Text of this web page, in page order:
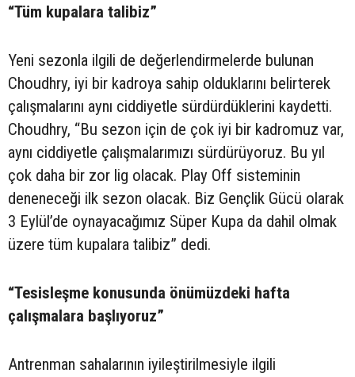
“Tüm kupalara talibiz”
Yeni sezonla ilgili de değerlendirmelerde bulunan
Choudhry, iyi bir kadroya sahip olduklarını belirterek
çalışmalarını aynı ciddiyetle sürdürdüklerini kaydetti.
Choudhry, “Bu sezon için de çok iyi bir kadromuz var,
aynı ciddiyetle çalışmalarımızı sürdürüyoruz. Bu yıl
çok daha bir zor lig olacak. Play Off sisteminin
deneneceği ilk sezon olacak. Biz Gençlik Gücü olarak
3 Eylül’de oynayacağımız Süper Kupa da dahil olmak
üzere tüm kupalara talibiz” dedi.
“Tesisleşme konusunda önümüzdeki hafta
çalışmalara başlıyoruz”
Antrenman sahalarının iyileştirilmesiyle ilgili